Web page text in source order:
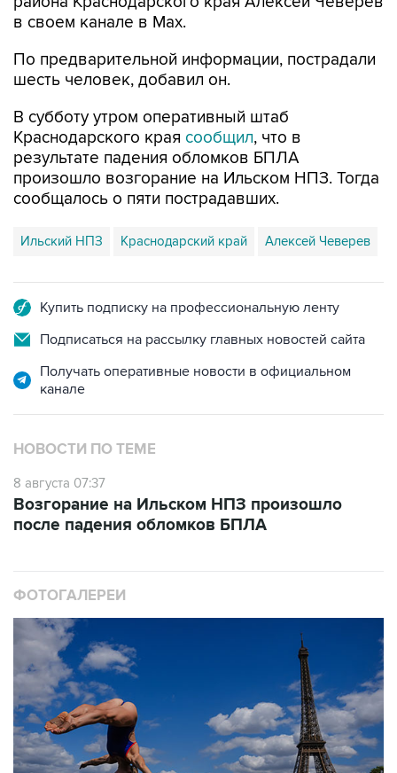
По предварительной информации, пострадали
В субботу утром оперативный штаб
результате падения обломков БПЛА
произошло возгорание на Ильском НПЗ. Тогда
сообщалось о пяти пострадавших.
Ильский НПЗ Краснодарский край Алексей Чеверев
Подписаться на рассылку главных новостей сайта
Получать оперативные новости в официальном
НОВОСТИ ПО ТЕМЕ
8 августа 07:37
после падения обломков БПЛА